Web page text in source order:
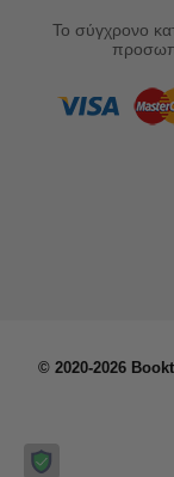
Το σύγχρονο
© 2020-2026